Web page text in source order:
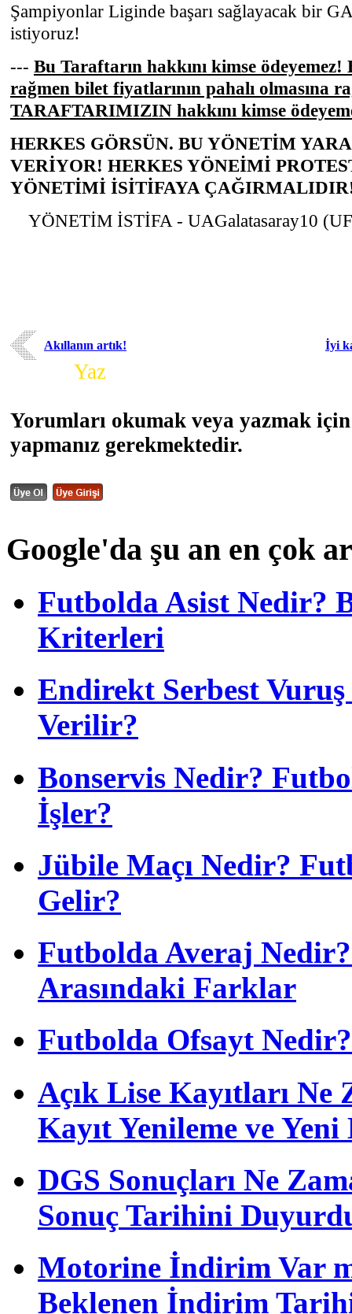
Şampiyonlar Liginde başarı sağlayacak bir
istiyoruz!
--- Bu Taraftarın hakkını kimse ödeyemez!
rağmen bilet fiyatlarının pahalı olmasına
TARAFTARIMIZIN hakkını kimse
HERKES GÖRSÜN. BU YÖNETİM
VERİYOR! HERKES YÖNEİMİ
YÖNETİMİ İSİTİFAYA
YÖNETİM İSTİFA - UAGalatasaray10
Akıllanın artık! İyi
Yaz
Yorumları okumak veya yazmak
yapmanız gerekmektedir.
Google'da şu an en çok
Futbolda Asist Nedir?
Kriterleri
Endirekt Serbest
Verilir?
Bonservis Nedir?
İşler?
Jübile Maçı Nedir?
Gelir?
Futbolda Averaj
Arasındaki Farklar
Futbolda Ofsayt
Açık Lise Kayıtları
Kayıt Yenileme ve
DGS Sonuçları Ne
Sonuç Tarihini
Motorine İndirim Var
Beklenen İndirim